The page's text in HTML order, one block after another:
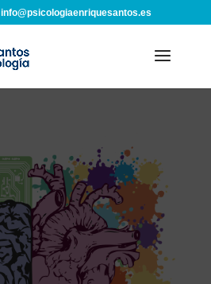
info@psicologiaenriquesantos.es